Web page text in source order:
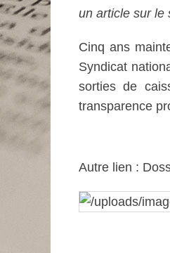
un article sur le
Cinq ans
Syndicat
sorties de
transparence
Autre lien :